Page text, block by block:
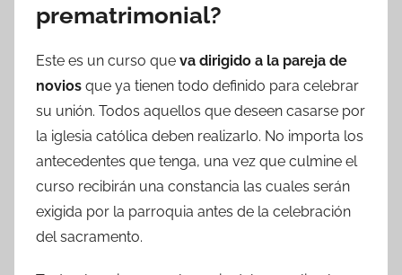
prematrimonial?
Este es un curso que va dirigido a la pareja de
novios que ya tienen todo definido para celebrar
su unión. Todos aquellos que deseen casarse por
la iglesia católica deben realizarlo. No importa los
antecedentes que tenga, una vez que culmine el
curso recibirán una constancia las cuales serán
exigida por la parroquia antes de la celebración
del sacramento.